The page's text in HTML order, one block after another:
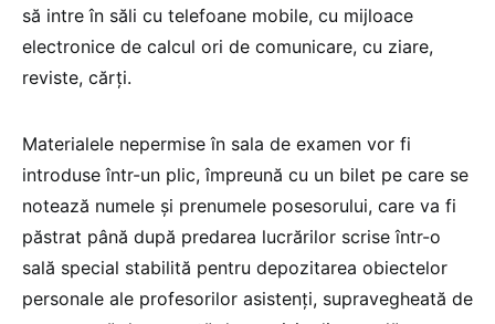
să intre în săli cu telefoane mobile, cu mijloace
electronice de calcul ori de comunicare, cu ziare,
reviste, cărți.
Materialele nepermise în sala de examen vor fi
introduse într-un plic, împreună cu un bilet pe care se
notează numele și prenumele posesorului, care va fi
păstrat până după predarea lucrărilor scrise într-o
sală special stabilită pentru depozitarea obiectelor
personale ale profesorilor asistenți, supravegheată de